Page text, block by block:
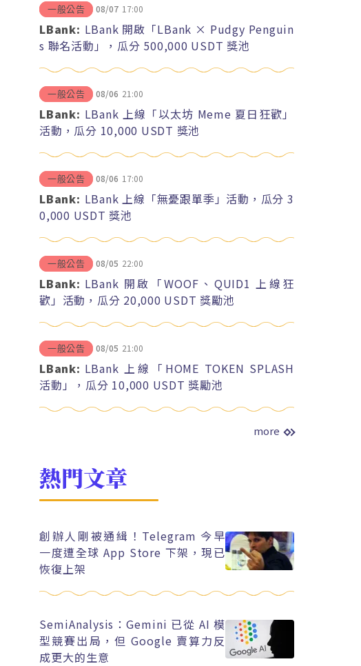
一般公告 08/07 17:00
LBank: LBank 開啟「LBank × Pudgy Penguin
s 聯名活動」，瓜分 500,000 USDT 獎池
一般公告 08/06 21:00
LBank: LBank 上線「以太坊 Meme 夏日狂歡」
活動，瓜分 10,000 USDT 獎池
一般公告 08/06 17:00
LBank: LBank 上線「無憂跟單季」活動，瓜分 3
0,000 USDT 獎池
一般公告 08/05 22:00
LBank: LBank 開啟「WOOF、QUID1 上線狂
歡」活動，瓜分 20,000 USDT 獎勵池
一般公告 08/05 21:00
LBank: LBank 上線「HOME TOKEN SPLASH
活動」，瓜分 10,000 USDT 獎勵池
more
熱門文章
創辦人剛被通緝！Telegram 今早
一度遭全球 App Store 下架，現已
恢復上架
SemiAnalysis：Gemini 已從 AI 模
型競賽出局，但 Google 賣算力反
成更大的生意